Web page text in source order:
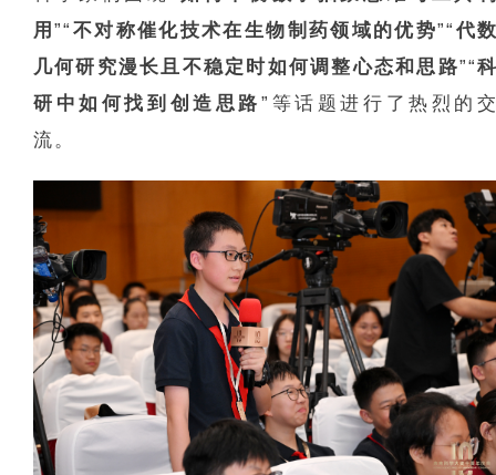
用”“ 不对称催化技术在生物制药领域的优势”“ 代
几何研究漫长且不稳定时如何调整心态和思路”“
研中如何找到创造思路 ”等话题进行了热烈的
流。